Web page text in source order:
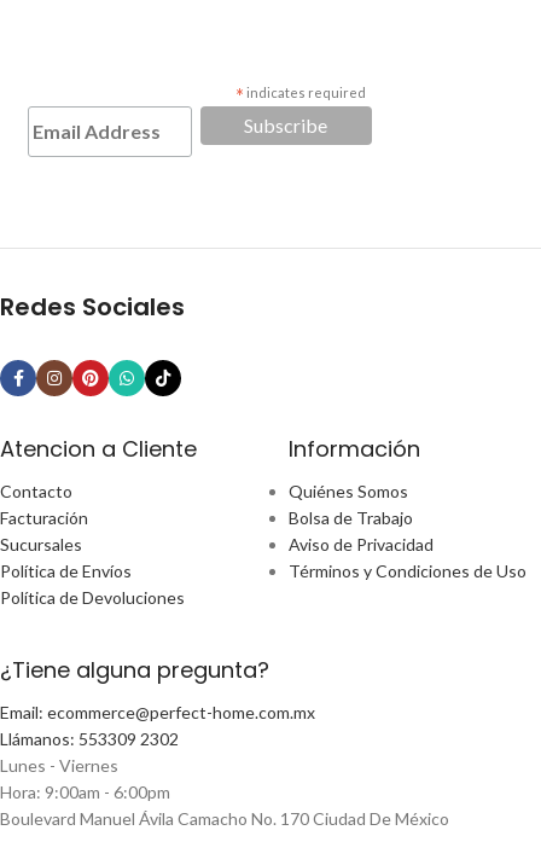
* indicates required
Redes Sociales
Atencion a Cliente
Contacto
Facturación
Sucursales
Política de Envíos
Política de Devoluciones
Información
Quiénes Somos
Bolsa de Trabajo
Aviso de Privacidad
Términos y Condiciones de Uso
¿Tiene alguna pregunta?
Email: ecommerce@perfect-home.com.mx
Llámanos: 553309 2302
Lunes - Viernes
Hora: 9:00am - 6:00pm
Boulevard Manuel Ávila Camacho No. 170 Ciudad De México